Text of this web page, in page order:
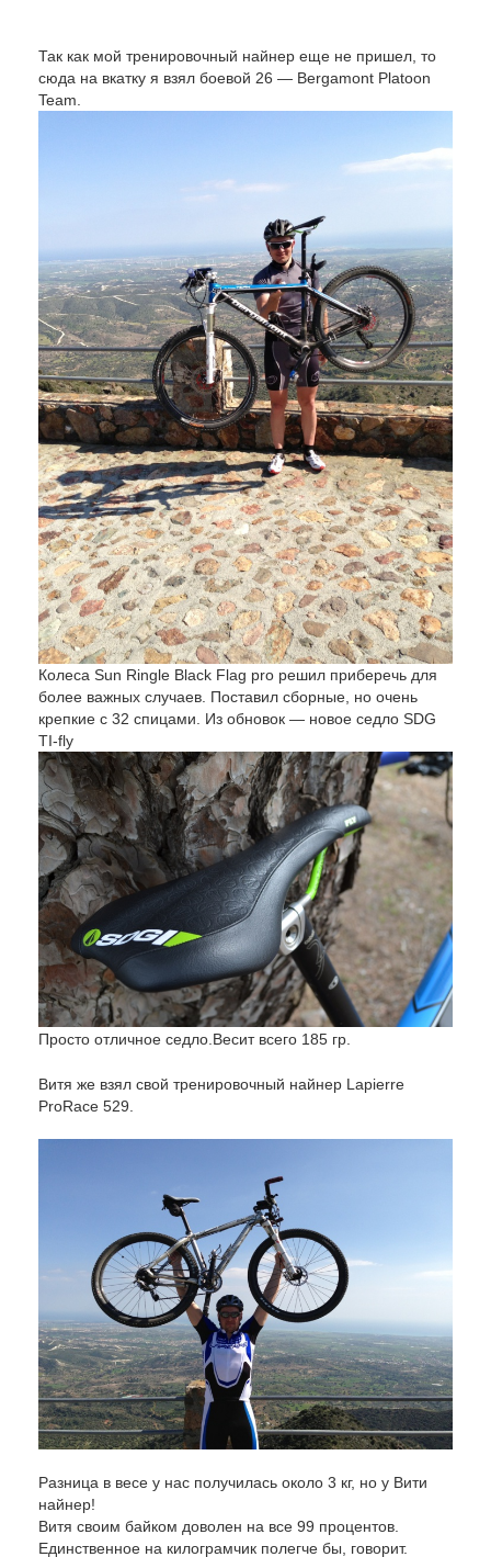
Так как мой тренировочный найнер еще не пришел, то
сюда на вкатку я взял боевой 26 — Bergamont Platoon
Team.
Колеса Sun Ringle Black Flag pro решил приберечь для
более важных случаев. Поставил сборные, но очень
крепкие с 32 спицами. Из обновок — новое седло SDG
TI-fly
Просто отличное седло.Весит всего 185 гр.
Витя же взял свой тренировочный найнер Lapierre
ProRace 529.
Разница в весе у нас получилась около 3 кг, но у Вити
найнер!
Витя своим байком доволен на все 99 процентов.
Единственное на килограмчик полегче бы, говорит.